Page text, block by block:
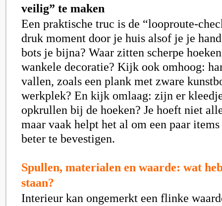
veilig” te maken
Een praktische truc is de “looproute-
druk moment door je huis alsof je je
bots je bijna? Waar zitten scherpe
wankele decoratie? Kijk ook omhoog:
vallen, zoals een plank met zware
werkplek? En kijk omlaag: zijn er
opkrullen bij de hoeken? Je hoeft niet
maar vaak helpt het al om een paar
beter te bevestigen.
Spullen, materialen en waarde: wat
staan?
Interieur kan ongemerkt een flinke